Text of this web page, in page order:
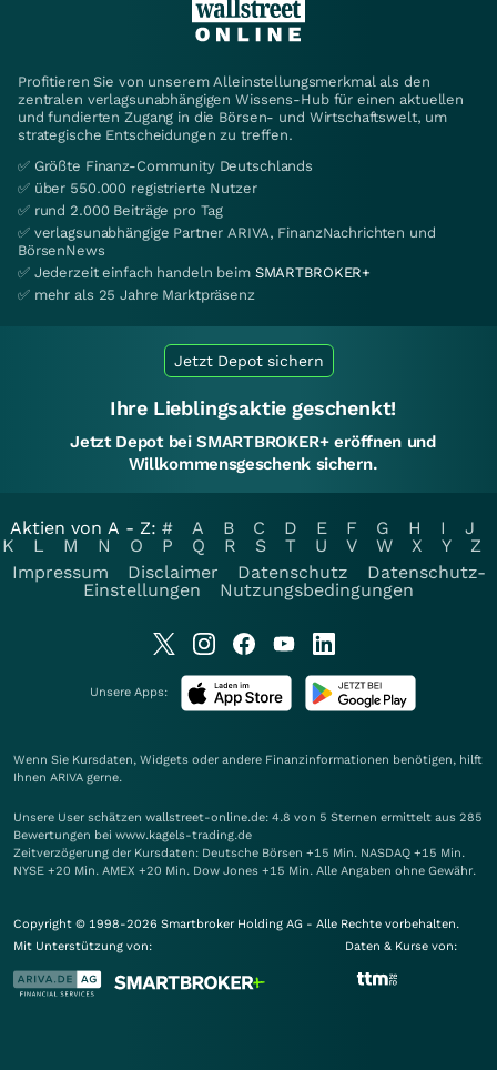
Profitieren Sie von unserem Alleinstellungsmerkmal als den
zentralen verlagsunabhängigen Wissens-Hub für einen aktuellen
und fundierten Zugang in die Börsen- und Wirtschaftswelt, um
strategische Entscheidungen zu treffen.
✅ Größte Finanz-Community Deutschlands
✅ über 550.000 registrierte Nutzer
✅ rund 2.000 Beiträge pro Tag
✅ verlagsunabhängige Partner ARIVA, FinanzNachrichten und
BörsenNews
✅ Jederzeit einfach handeln beim SMARTBROKER+
✅ mehr als 25 Jahre Marktpräsenz
Jetzt Depot sichern
Ihre Lieblingsaktie geschenkt!
Jetzt Depot bei SMARTBROKER+ eröffnen und
Willkommensgeschenk sichern.
Aktien von A - Z: # A B C D E F G H I
J
K
L M N O P Q R S T U V W X Y
Z
Impressum
Disclaimer Datenschutz
Datenschutz-
Einstellungen
Nutzungsbedingungen
Unsere Apps:
Wenn Sie Kursdaten, Widgets oder andere Finanzinformationen benötigen, hilft
Ihnen ARIVA gerne.
Unsere User schätzen wallstreet-online.de: 4.8 von 5 Sternen ermittelt aus 285
Bewertungen bei www.kagels-trading.de
Zeitverzögerung der Kursdaten: Deutsche Börsen +15 Min. NASDAQ +15 Min.
NYSE +20 Min. AMEX +20 Min. Dow Jones +15 Min. Alle Angaben ohne Gewähr.
Copyright © 1998-2026 Smartbroker Holding AG - Alle Rechte vorbehalten.
Mit Unterstützung von:
Daten & Kurse von: